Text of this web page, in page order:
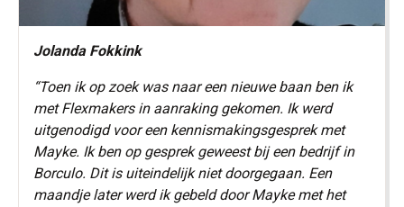
Jolanda Fokkink
“Toen ik op zoek was naar een nieuwe baan ben ik
met Flexmakers in aanraking gekomen. Ik werd
uitgenodigd voor een kennismakingsgesprek met
Mayke. Ik ben op gesprek geweest bij een bedrijf in
Borculo. Dit is uiteindelijk niet doorgegaan. Een
maandje later werd ik gebeld door Mayke met het